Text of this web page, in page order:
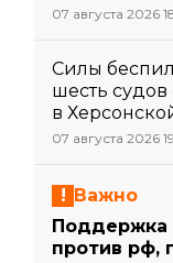
07 августа 2026
Силы
шесть судов
в
07 августа 2026
Важно
Поддержка
против рф,